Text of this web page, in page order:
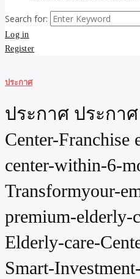
Search for:
Log in
Register
ประกาศ
ประกาศ ประกาศ
Center-Franchise
center-within-6-
Transformyour-
premium-elderly-
Elderly-care-
Smart-